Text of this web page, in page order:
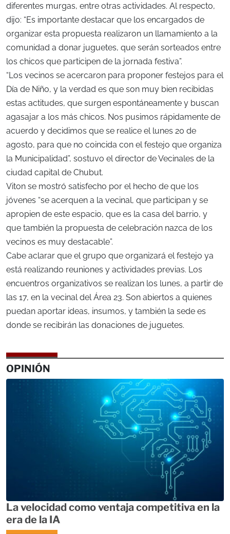
diferentes murgas, entre otras actividades. Al respecto,
dijo: “Es importante destacar que los encargados de
organizar esta propuesta realizaron un llamamiento a la
comunidad a donar juguetes, que serán sorteados entre
los chicos que participen de la jornada festiva”.
“Los vecinos se acercaron para proponer festejos para el
Día de Niño, y la verdad es que son muy bien recibidas
estas actitudes, que surgen espontáneamente y buscan
agasajar a los más chicos. Nos pusimos rápidamente de
acuerdo y decidimos que se realice el lunes 20 de
agosto, para que no coincida con el festejo que organiza
la Municipalidad”, sostuvo el director de Vecinales de la
ciudad capital de Chubut.
Viton se mostró satisfecho por el hecho de que los
jóvenes “se acerquen a la vecinal, que participan y se
apropien de este espacio, que es la casa del barrio, y
que también la propuesta de celebración nazca de los
vecinos es muy destacable”.
Cabe aclarar que el grupo que organizará el festejo ya
está realizando reuniones y actividades previas. Los
encuentros organizativos se realizan los lunes, a partir de
las 17, en la vecinal del Área 23. Son abiertos a quienes
puedan aportar ideas, insumos, y también la sede es
donde se recibirán las donaciones de juguetes.
OPINIÓN
La velocidad como ventaja competitiva en la
era de la IA